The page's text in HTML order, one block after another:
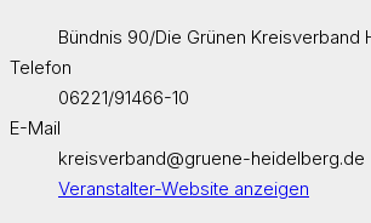
Bündnis 90/Die Grünen Kreisverband
Telefon
06221/91466-10
E-Mail
kreisverband@gruene-heidelberg.de
Veranstalter-Website anzeigen